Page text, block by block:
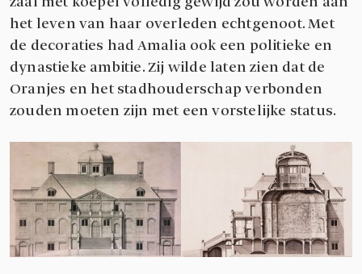
het leven van haar overleden echtgenoot. Met
de decoraties had Amalia ook een politieke en
dynastieke ambitie. Zij wilde laten zien dat de
Oranjes en het stadhouderschap verbonden
zouden moeten zijn met een vorstelijke status.